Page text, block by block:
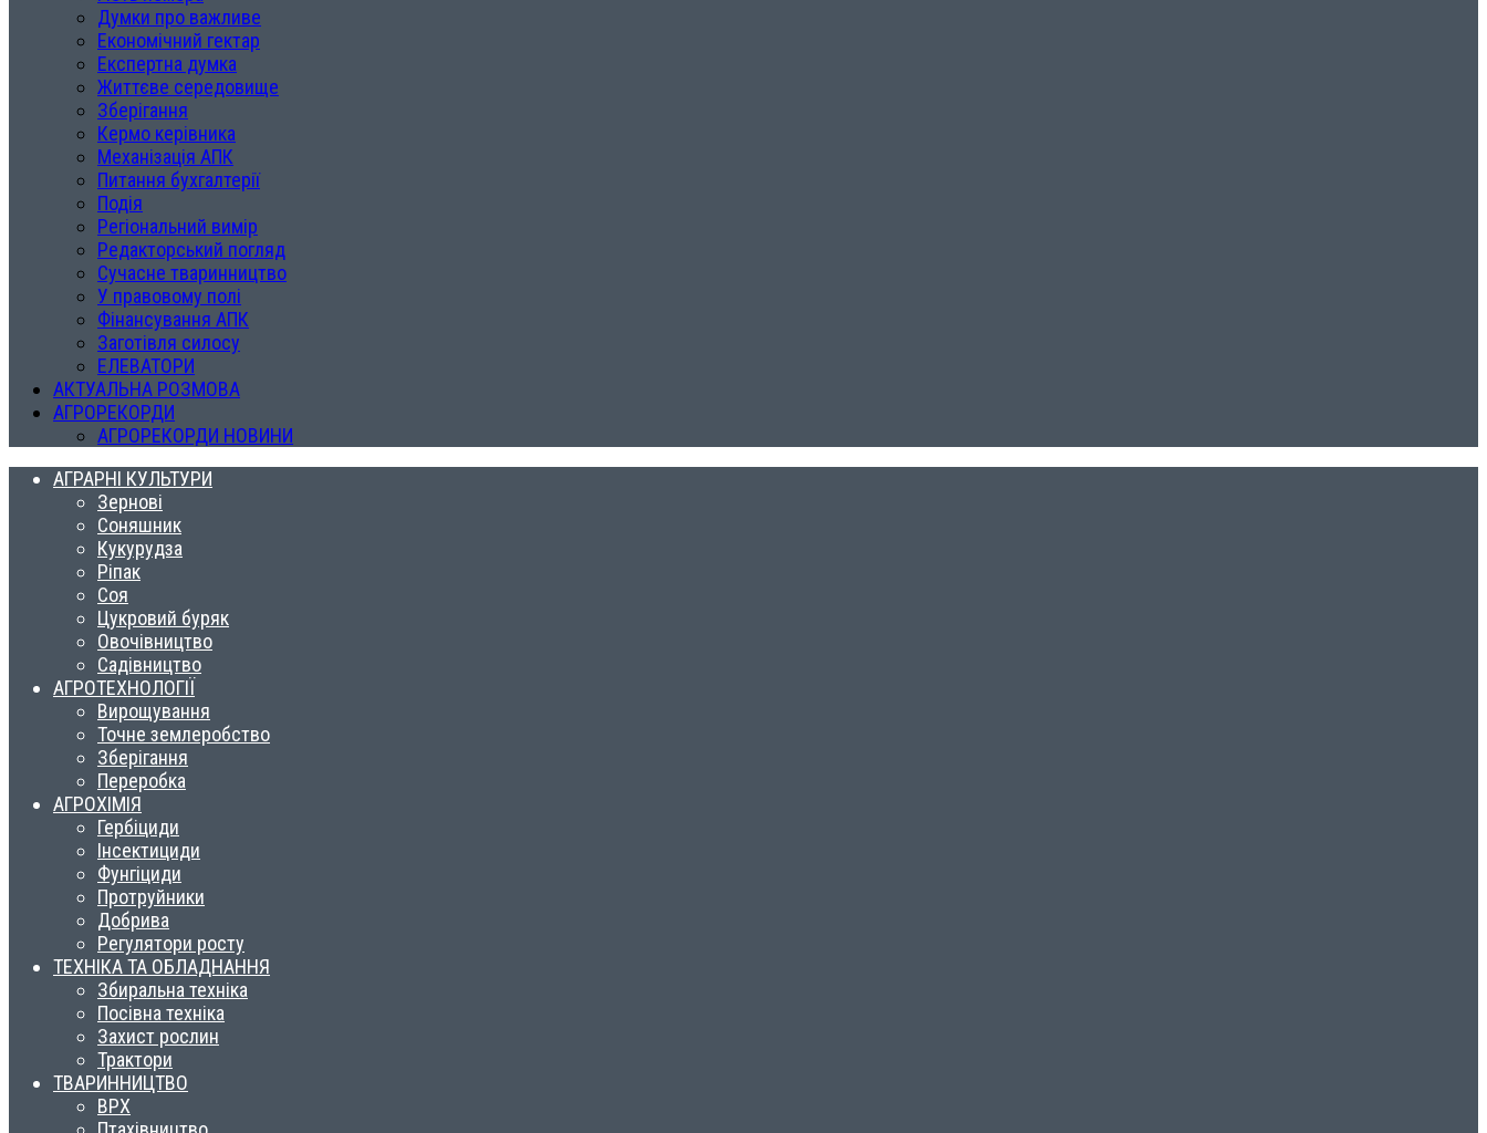
Думки про важливе
Економічний гектар
Експертна думка
Життєве середовище
Зберігання
Кермо керівника
Механізація АПК
Питання бухгалтерії
Подія
Регіональний вимір
Редакторський погляд
Сучасне тваринництво
У правовому полі
Фінансування АПК
Заготівля силосу
ЕЛЕВАТОРИ
АКТУАЛЬНА РОЗМОВА
АГРОРЕКОРДИ
АГРОРЕКОРДИ НОВИНИ
АГРАРНІ КУЛЬТУРИ
Зернові
Соняшник
Кукурудза
Ріпак
Соя
Цукровий буряк
Овочівництво
Садівництво
АГРОТЕХНОЛОГІЇ
Вирощування
Точне землеробство
Зберігання
Переробка
АГРОХІМІЯ
Гербіциди
Інсектициди
Фунгіциди
Протруйники
Добрива
Регулятори росту
ТЕХНІКА ТА ОБЛАДНАННЯ
Збиральна техніка
Посівна техніка
Захист рослин
Трактори
ТВАРИННИЦТВО
ВРХ